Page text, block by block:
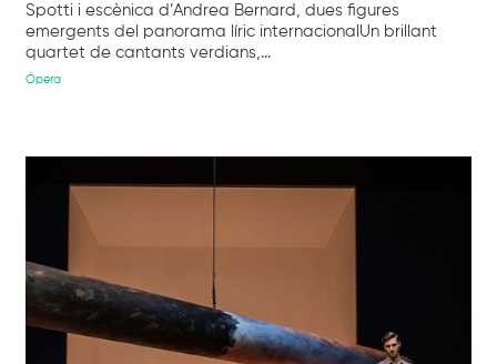
Spotti i escènica d’Andrea Bernard, dues figures
emergents del panorama líric internacionalUn brillant
quartet de cantants verdians,...
Òpera